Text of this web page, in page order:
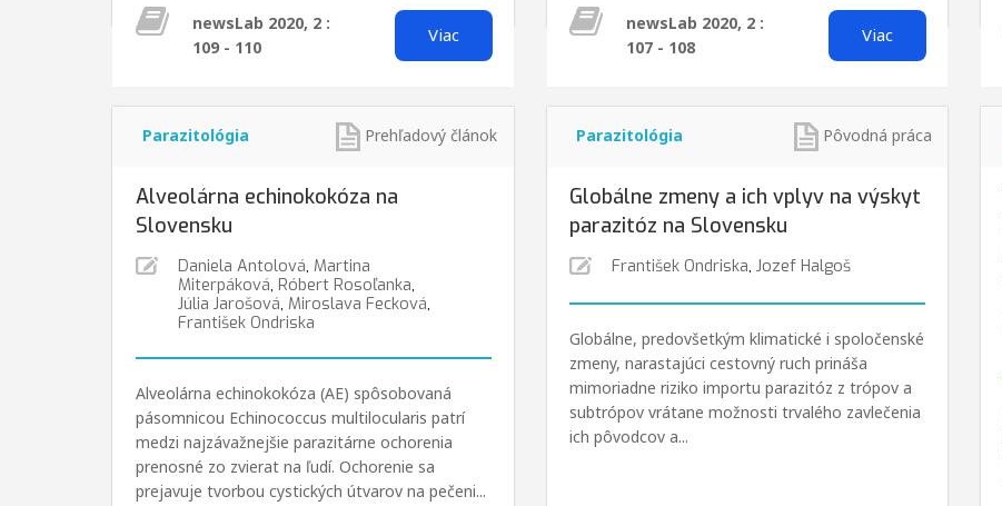
newsLab 2020, 2 :
109 - 110
Viac
newsLab 2020, 2 :
107 - 108
Viac
Parazitológia Prehľadový článok
Alveolárna echinokokóza na
Slovensku
Daniela Antolová, Martina
Miterpáková, Róbert Rosoľanka,
Júlia Jarošová, Miroslava Fecková,
František Ondriska
Alveolárna echinokokóza (AE) spôsobovaná
pásomnicou Echinococcus multilocularis patrí
medzi najzávažnejšie parazitárne ochorenia
prenosné zo zvierat na ľudí. Ochorenie sa
prejavuje tvorbou cystických útvarov na pečeni...
Parazitológia Pôvodná práca
Globálne zmeny a ich vplyv na výskyt
parazitóz na Slovensku
František Ondriska,Jozef Halgoš
Globálne, predovšetkým klimatické i spoločenské
zmeny, narastajúci cestovný ruch prináša
mimoriadne riziko importu parazitóz z trópov a
subtrópov vrátane možnosti trvalého zavlečenia
ich pôvodcov a...